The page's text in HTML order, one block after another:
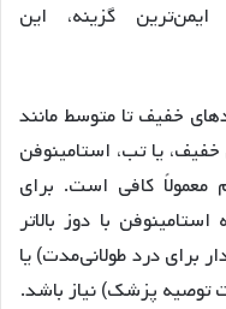
گزینه، این
خفیف تا متوسط مانند
یا تب، استامینوفن
یا 500 میلی‌گرم معمولاً کافی است. برای
با دوز بالاتر
برای درد طولانی‌مدت) یا
توصیه پزشک) نیاز باشد.